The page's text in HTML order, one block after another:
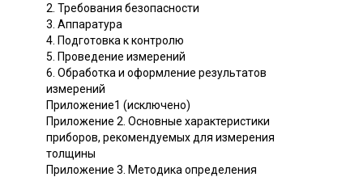
2. Требования безопасности
3. Аппаратура
4. Подготовка к контролю
5. Проведение измерений
6. Обработка и оформление результатов
измерений
Приложение1 (исключено)
Приложение 2. Основные характеристики
приборов, рекомендуемых для измерения
толщины
Приложение 3. Методика определения